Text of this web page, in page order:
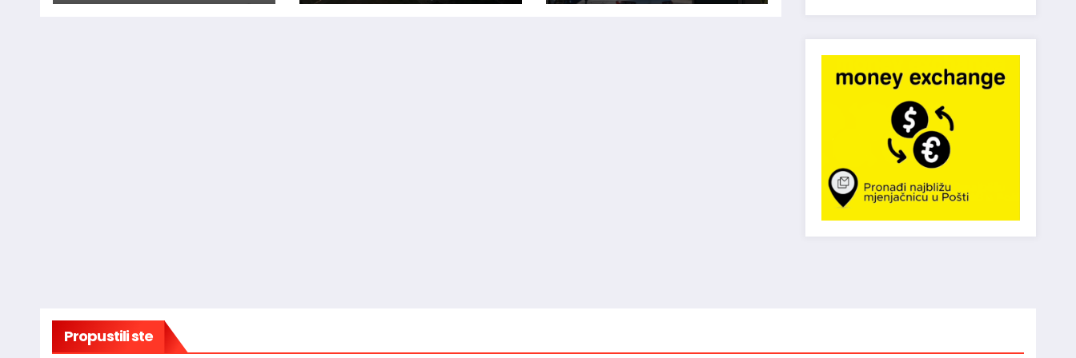
RAŠELJKAMA vatre u Parku prirode aplikaciji
Propustili ste